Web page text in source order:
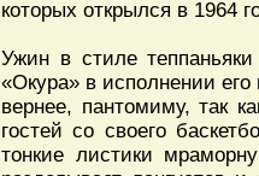
которых открылся в 1964
Ужин в стиле теппаньяки
«Окура» в исполнении
вернее, пантомиму, так
гостей со своего
тонкие листики